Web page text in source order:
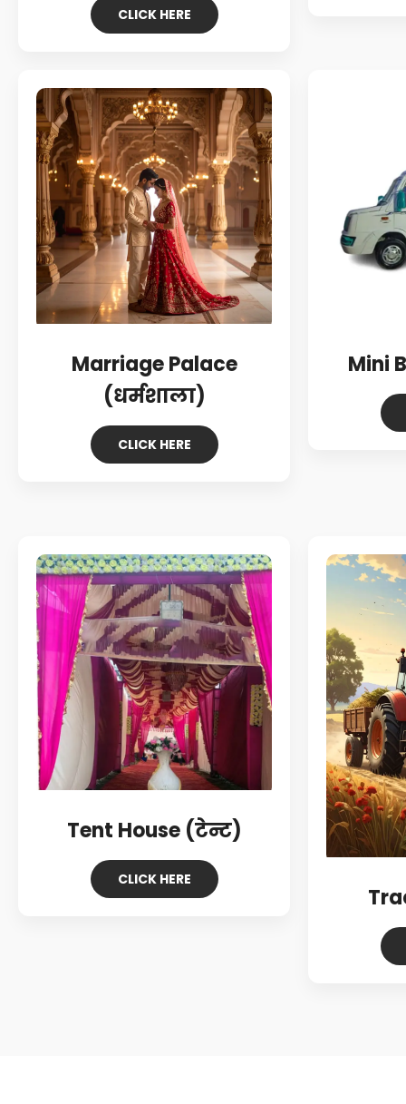
CLICK HERE
Marriage Palace
(धर्मशाला)
CLICK HERE
Mini
Tent House (टेन्ट)
CLICK HERE